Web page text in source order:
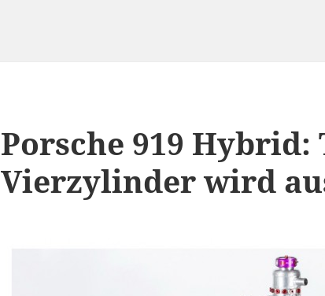
Porsche 919 Hybrid:
Vierzylinder wird